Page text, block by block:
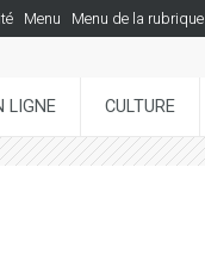
Menu Menu de la rubrique
LIGNE CULTURE